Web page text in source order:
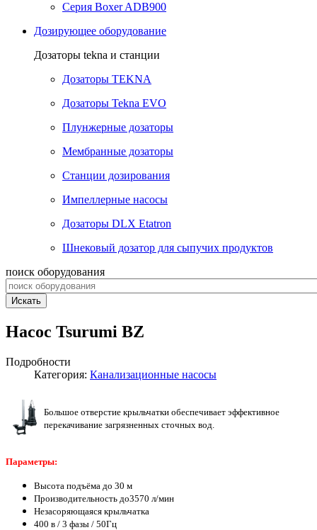
Серия Boxer ADB900
Дозирующее оборудование
Дозаторы tekna и станции
Дозаторы TEKNA
Дозаторы Tekna EVO
Плунжерные дозаторы
Мембранные дозаторы
Станции дозирования
Импеллерные насосы
Дозаторы DLX Etatron
Шнековый дозатор для сыпучих продуктов
поиск оборудования
Искать
Насос Tsurumi BZ
Подробности
Категория: Канализационные насосы
Большое отверстие крыльчатки обеспечивает эффективное
перекачивание загрязненных сточных вод.
Параметры:
Высота подъёма до 30 м
Производительность до3570 л/мин
Незасоряющаяся крыльчатка
400 в / 3 фазы / 50Гц